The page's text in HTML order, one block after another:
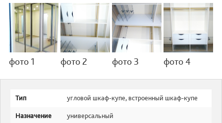
фото 1 фото 2 фото 3 фото 4
Тип угловой шкаф-купе, встроенный шкаф-купе
Назначение универсальный